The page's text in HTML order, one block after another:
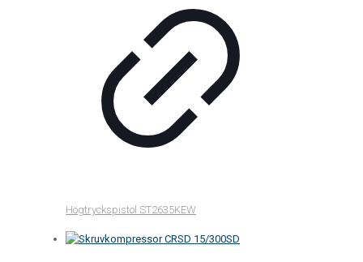
Högtryckspistol ST2635KEW